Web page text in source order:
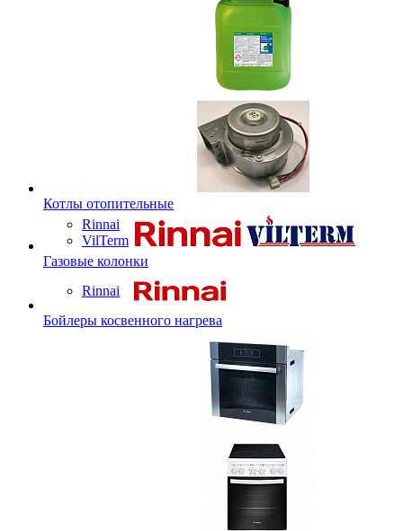
Котлы отопительные
Rinnai
VilTerm
Газовые колонки
Rinnai
Бойлеры косвенного нагрева